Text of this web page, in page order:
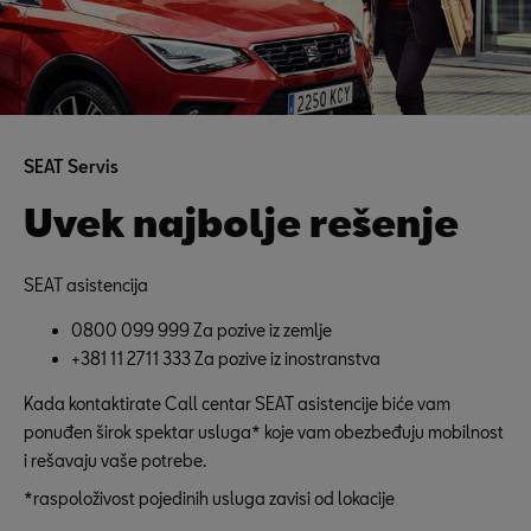
SEAT Servis
Uvek najbolje rešenje
SEAT asistencija
0800 099 999 Za pozive iz zemlje
+381 11 2711 333 Za pozive iz inostranstva
Kada kontaktirate Call centar SEAT asistencije biće vam
ponuđen širok spektar usluga* koje vam obezbeđuju mobilnost
i rešavaju vaše potrebe.
*raspoloživost pojedinih usluga zavisi od lokacije